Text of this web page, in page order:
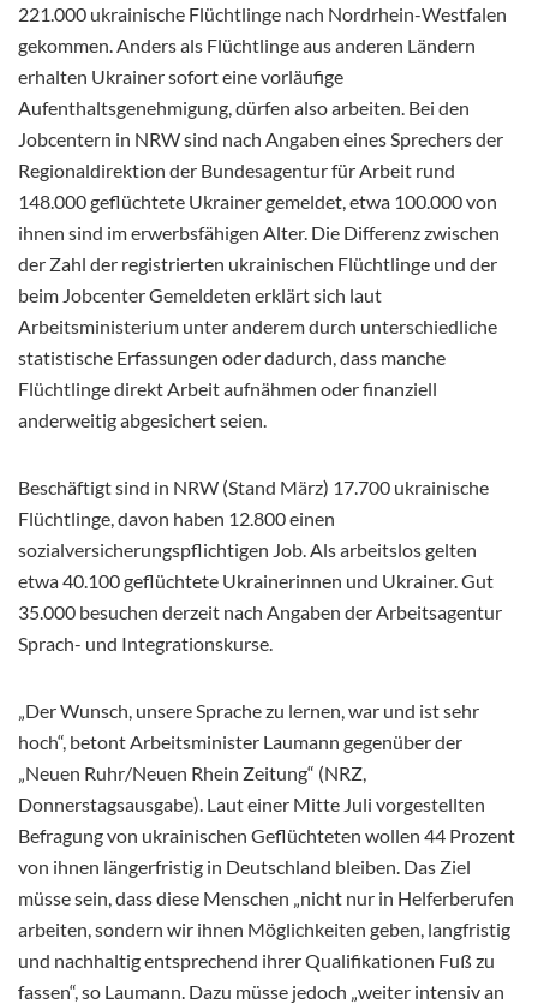
221.000 ukrainische Flüchtlinge nach Nordrhein-Westfalen
gekommen. Anders als Flüchtlinge aus anderen Ländern
erhalten Ukrainer sofort eine vorläufige
Aufenthaltsgenehmigung, dürfen also arbeiten. Bei den
Jobcentern in NRW sind nach Angaben eines Sprechers der
Regionaldirektion der Bundesagentur für Arbeit rund
148.000 geflüchtete Ukrainer gemeldet, etwa 100.000 von
ihnen sind im erwerbsfähigen Alter. Die Differenz zwischen
der Zahl der registrierten ukrainischen Flüchtlinge und der
beim Jobcenter Gemeldeten erklärt sich laut
Arbeitsministerium unter anderem durch unterschiedliche
statistische Erfassungen oder dadurch, dass manche
Flüchtlinge direkt Arbeit aufnähmen oder finanziell
anderweitig abgesichert seien.
Beschäftigt sind in NRW (Stand März) 17.700 ukrainische
Flüchtlinge, davon haben 12.800 einen
sozialversicherungspflichtigen Job. Als arbeitslos gelten
etwa 40.100 geflüchtete Ukrainerinnen und Ukrainer. Gut
35.000 besuchen derzeit nach Angaben der Arbeitsagentur
Sprach- und Integrationskurse.
„Der Wunsch, unsere Sprache zu lernen, war und ist sehr
hoch“, betont Arbeitsminister Laumann gegenüber der
„Neuen Ruhr/Neuen Rhein Zeitung“ (NRZ,
Donnerstagsausgabe). Laut einer Mitte Juli vorgestellten
Befragung von ukrainischen Geflüchteten wollen 44 Prozent
von ihnen längerfristig in Deutschland bleiben. Das Ziel
müsse sein, dass diese Menschen „nicht nur in Helferberufen
arbeiten, sondern wir ihnen Möglichkeiten geben, langfristig
und nachhaltig entsprechend ihrer Qualifikationen Fuß zu
fassen“, so Laumann. Dazu müsse jedoch „weiter intensiv an